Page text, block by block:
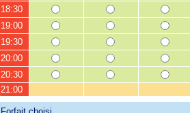
18:30
19:00
19:30
20:00
20:30
21:00